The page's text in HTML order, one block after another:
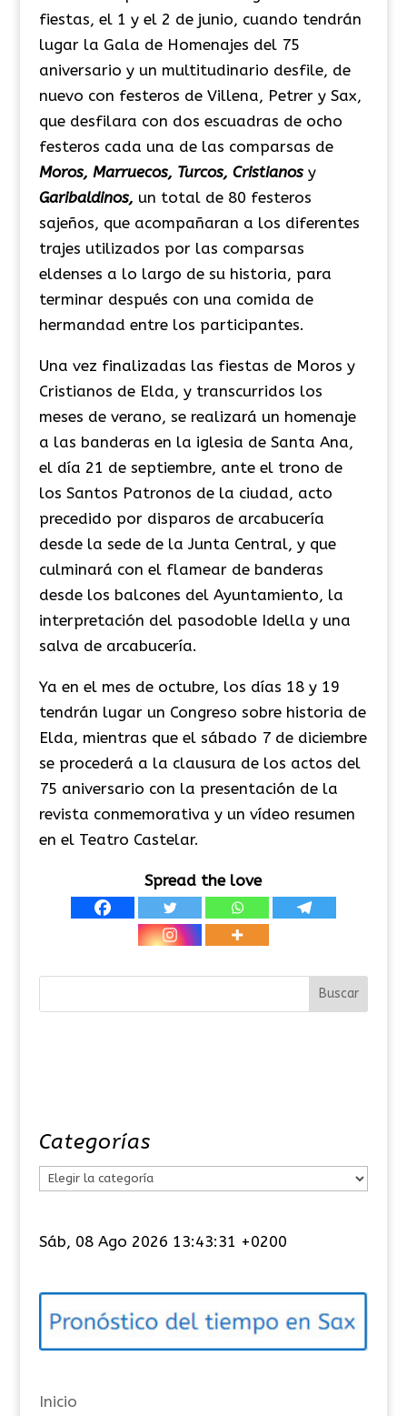
fiestas, el 1 y el 2 de junio, cuando tendrán
lugar la Gala de Homenajes del 75
aniversario y un multitudinario desfile, de
nuevo con festeros de Villena, Petrer y Sax,
que desfilara con dos escuadras de ocho
festeros cada una de las comparsas de
Moros, Marruecos, Turcos, Cristianosy
Garibaldinos, un total de 80 festeros
sajeños, que acompañaran a los diferentes
trajes utilizados por las comparsas
eldenses a lo largo de su historia, para
terminar después con una comida de
hermandad entre los participantes.
Una vez finalizadas las fiestas de Moros y
Cristianos de Elda, y transcurridos los
meses de verano, se realizará un homenaje
a las banderas en la iglesia de Santa Ana,
el día 21 de septiembre, ante el trono de
los Santos Patronos de la ciudad, acto
precedido por disparos de arcabucería
desde la sede de la Junta Central, y que
culminará con el flamear de banderas
desde los balcones del Ayuntamiento, la
interpretación del pasodoble Idella y una
salva de arcabucería.
Ya en el mes de octubre, los días 18 y 19
tendrán lugar un Congreso sobre historia de
Elda, mientras que el sábado 7 de diciembre
se procederá a la clausura de los actos del
75 aniversario con la presentación de la
revista conmemorativa y un vídeo resumen
en el Teatro Castelar.
Spread the love
Categorías
e
o
í
s
Sáb, 08 Ago 2026 13:43:31 +0200
Inicio